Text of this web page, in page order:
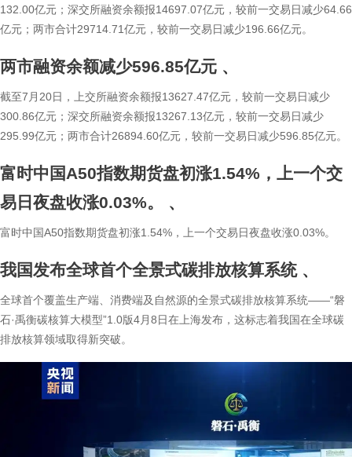
132.00亿元；深交所融资余额报14697.07亿元，较前一交易日减少64.66
亿元；两市合计29714.71亿元，较前一交易日减少196.66亿元。
两市融资余额减少596.85亿元 、
截至7月20日，上交所融资余额报13627.47亿元，较前一交易日减少
300.86亿元；深交所融资余额报13267.13亿元，较前一交易日减少
295.99亿元；两市合计26894.60亿元，较前一交易日减少596.85亿元。
富时中国A50指数期货盘初涨1.54%，上一个交
易日夜盘收涨0.03%。
、
富时中国A50指数期货盘初涨1.54%，上一个交易日夜盘收涨0.03%。
我国发布全球首个全景式碳排放核算系统、
全球首个覆盖生产端、消费端及自然源的全景式碳排放核算系统——“磐
石·禹衡碳核算大模型”1.0版4月8日在上海发布，这标志着我国在全球碳
排放核算领域取得新突破。